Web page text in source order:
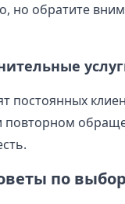
но обратите
постоянных
повторном
по